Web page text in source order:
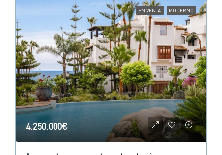
EN VENTA MODERNO
4.250.000€